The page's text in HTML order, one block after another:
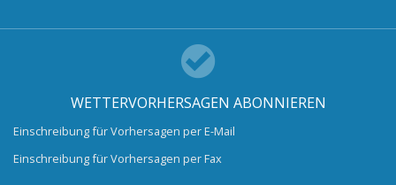
WETTERVORHERSAGEN ABONNIEREN
Einschreibung für Vorhersagen per E-Mail
Einschreibung für Vorhersagen per Fax